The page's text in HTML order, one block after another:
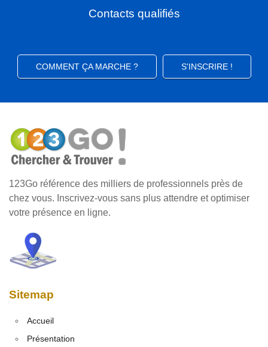
Contacts qualifiés
COMMENT ÇA MARCHE ? S'INSCRIRE !
123Go référence des milliers de professionnels près de
chez vous. Inscrivez-vous sans plus attendre et optimiser
votre présence en ligne.
Sitemap
Accueil
Présentation